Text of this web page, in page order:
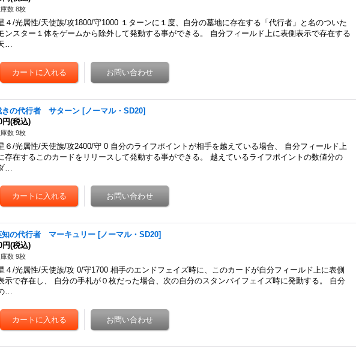
数 8枚
４/光属性/天使族/攻1800/守1000 １ターンに１度、自分の墓地に存在する「代行者」と名のついた
ンスター１体をゲームから除外して発動する事ができる。 自分フィールド上に表側表示で存在する
…
きの代行者 サターン [ノーマル・SD20]
円(税込)
数 9枚
６/光属性/天使族/攻2400/守 0 自分のライフポイントが相手を越えている場合、 自分フィールド上
存在するこのカードをリリースして発動する事ができる。 越えているライフポイントの数値分の
…
知の代行者 マーキュリー [ノーマル・SD20]
円(税込)
数 9枚
４/光属性/天使族/攻 0/守1700 相手のエンドフェイズ時に、このカードが自分フィールド上に表側
示で存在し、 自分の手札が０枚だった場合、次の自分のスタンバイフェイズ時に発動する。 自分
…